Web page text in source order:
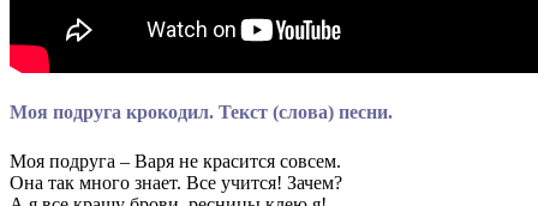
Моя подруга крокодил. Текст (слова) песни.
Моя подруга – Варя не красится совсем.
Она так много знает. Все учится! Зачем?